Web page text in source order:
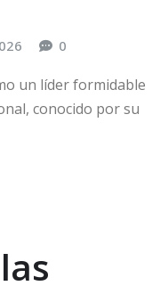
0
un líder formidable
conocido por su